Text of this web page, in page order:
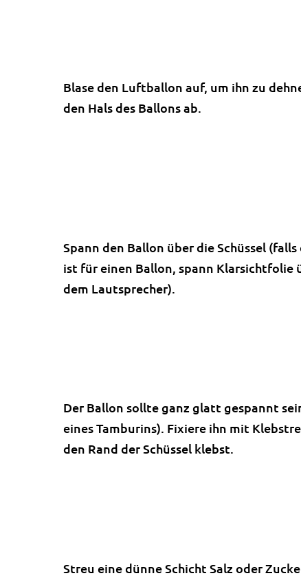
Blase den Luftballon auf, um ihn zu
den Hals des Ballons ab.
Spann den Ballon über die Schüssel (falls
ist für einen Ballon, spann Klarsichtfolie
dem Lautsprecher).
Der Ballon sollte ganz glatt gespannt
eines Tamburins). Fixiere ihn mit
den Rand der Schüssel klebst.
Streu eine dünne Schicht Salz oder